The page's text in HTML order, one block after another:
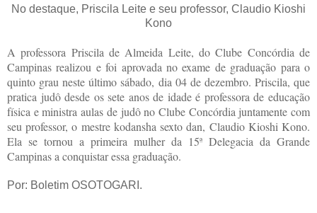
No destaque, Priscila Leite e seu professor, Claudio Kioshi
Kono
A professora Priscila de Almeida Leite, do Clube Concórdia de
Campinas realizou e foi aprovada no exame de graduação para o
quinto grau neste último sábado, dia 04 de dezembro. Priscila, que
pratica judô desde os sete anos de idade é professora de educação
física e ministra aulas de judô no Clube Concórdia juntamente com
seu professor, o mestre kodansha sexto dan, Claudio Kioshi Kono.
Ela se tornou a primeira mulher da 15ª Delegacia da Grande
Campinas a conquistar essa graduação.
Por: Boletim OSOTOGARI.